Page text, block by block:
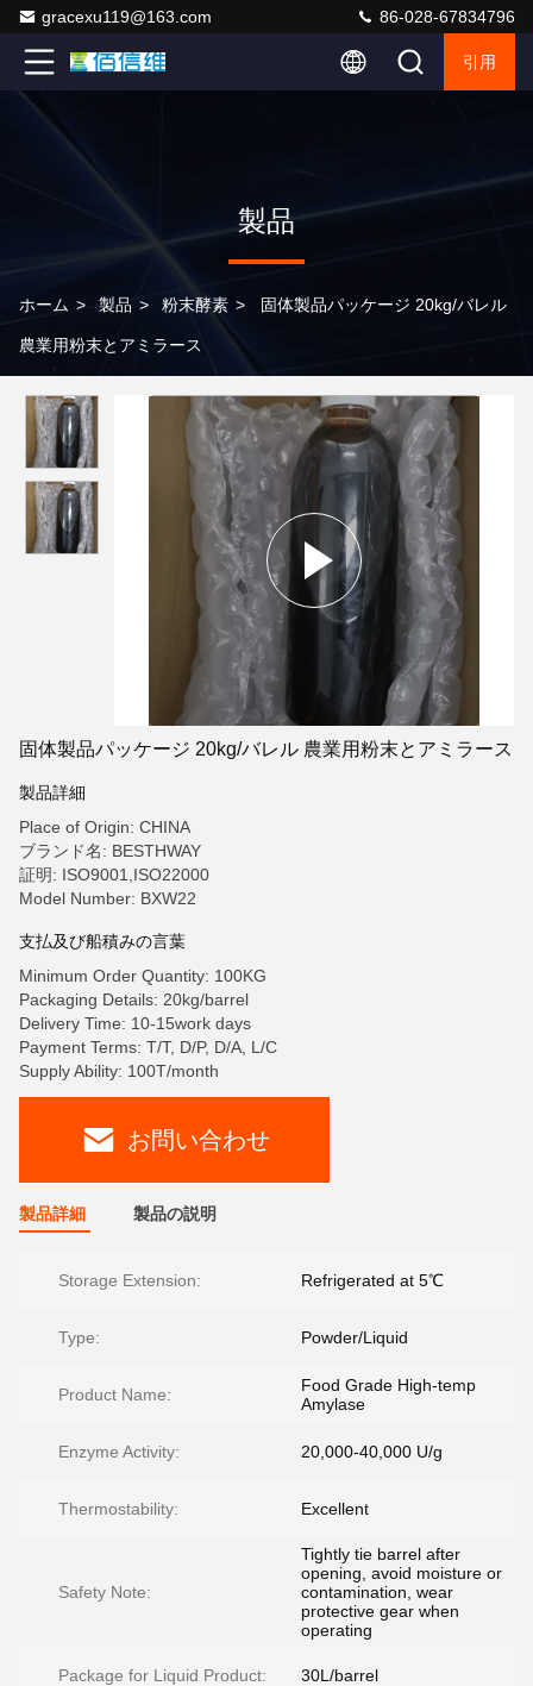
gracexu119@163.com 86-028-67834796
引用
製品
ホーム > 製品 > 粉末酵素 > 固体製品パッケージ 20kg/バレル
農業用粉末とアミラース
固体製品パッケージ 20kg/バレル 農業用粉末とアミラース
製品詳細
Place of Origin: CHINA
ブランド名: BESTHWAY
証明: ISO9001,ISO22000
Model Number: BXW22
支払及び船積みの言葉
Minimum Order Quantity: 100KG
Packaging Details: 20kg/barrel
Delivery Time: 10-15work days
Payment Terms: T/T, D/P, D/A, L/C
Supply Ability: 100T/month
お問い合わせ
製品詳細 製品の説明
Storage Extension: Refrigerated at 5℃
Type: Powder/Liquid
Product Name:
Food Grade High-temp
Amylase
Enzyme Activity: 20,000-40,000 U/g
Thermostability: Excellent
Safety Note:
Tightly tie barrel after
opening, avoid moisture or
contamination, wear
protective gear when
operating
Package for Liquid Product: 30L/barrel